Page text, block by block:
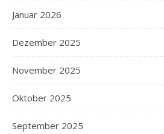
Januar 2026
Dezember 2025
November 2025
Oktober 2025
September 2025